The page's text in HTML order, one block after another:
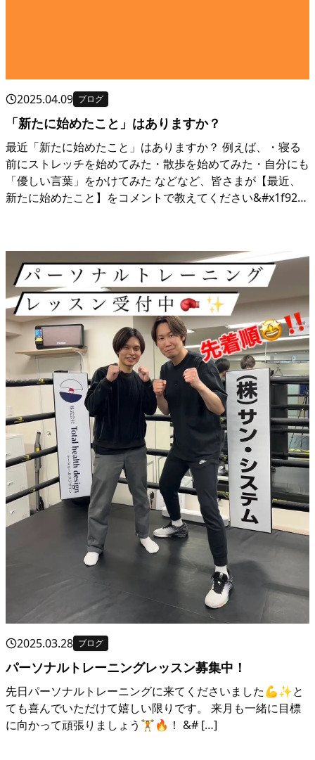
2025.04.09 ブログ
「新たに始めたこと」はありますか？
最近「新たに始めたこと」はありますか？ 例えば、・寝る
前にストレッチを始めてみた・散歩を始めてみた・自分にも
「優しい言葉」をかけてみた などなど、皆さまが【最近、
新たに始めたこと】をコメントで教えてください&#x1f92
2025.03.28 ブログ
パーソナルトレーニングレッスン募集中！
先日パーソナルトレーニングに来てくださいました💪✨と
ても喜んでいただけて嬉しい限りです。 来月も一緒に目標
に向かって頑張りましょう🏋️🔥！ &# […]